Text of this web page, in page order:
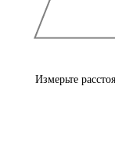
Измерьте